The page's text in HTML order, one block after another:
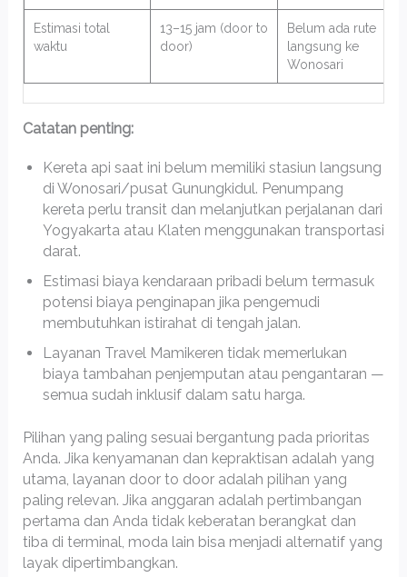
Estimasi total
waktu
13–15 jam (door to
door)
Belum ada rute
langsung ke
Wonosari
Catatan penting:
Kereta api saat ini belum memiliki stasiun langsung
di Wonosari/pusat Gunungkidul. Penumpang
kereta perlu transit dan melanjutkan perjalanan dari
Yogyakarta atau Klaten menggunakan transportasi
darat.
Estimasi biaya kendaraan pribadi belum termasuk
potensi biaya penginapan jika pengemudi
membutuhkan istirahat di tengah jalan.
Layanan Travel Mamikeren tidak memerlukan
biaya tambahan penjemputan atau pengantaran —
semua sudah inklusif dalam satu harga.
Pilihan yang paling sesuai bergantung pada prioritas
Anda. Jika kenyamanan dan kepraktisan adalah yang
utama, layanan door to door adalah pilihan yang
paling relevan. Jika anggaran adalah pertimbangan
pertama dan Anda tidak keberatan berangkat dan
tiba di terminal, moda lain bisa menjadi alternatif yang
layak dipertimbangkan.